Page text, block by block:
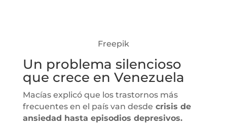
Freepik
Un problema silencioso
que crece en Venezuela
Macías explicó que los trastornos más
frecuentes en el país van desde crisis de
ansiedad hasta episodios depresivos.